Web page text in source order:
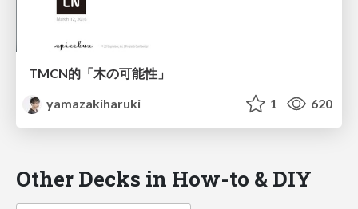
TMCN的「木の可能性」
yamazakiharuki
1 620
Other Decks in How-to & DIY